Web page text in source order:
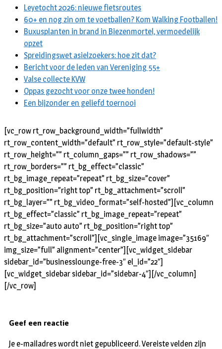
Leyetocht 2026: nieuwe fietsroutes
60+ en nog zin om te voetballen? Kom Walking Footballen!
Buxusplanten in brand in Biezenmortel, vermoedelijk
opzet
Spreidingswet asielzoekers: hoe zit dat?
Bericht voor de leden van Vereniging 55+
Valse collecte KVW
Oppas gezocht voor onze twee honden!
Een bijzonder en geliefd toernooi
[vc_row rt_row_background_width=”fullwidth”
rt_row_content_width=”default” rt_row_style=”default-style”
rt_row_height=”” rt_column_gaps=”” rt_row_shadows=””
rt_row_borders=”” rt_bg_effect=”classic”
rt_bg_image_repeat=”repeat” rt_bg_size=”cover”
rt_bg_position=”right top” rt_bg_attachment=”scroll”
rt_bg_layer=”” rt_bg_video_format=”self-hosted”][vc_column
rt_bg_effect=”classic” rt_bg_image_repeat=”repeat”
rt_bg_size=”auto auto” rt_bg_position=”right top”
rt_bg_attachment=”scroll”][vc_single_image image=”35169″
img_size=”full” alignment=”center”][vc_widget_sidebar
sidebar_id=”businesslounge-free-3″ el_id=”22″]
[vc_widget_sidebar sidebar_id=”sidebar-4″][/vc_column]
[/vc_row]
Geef een reactie
Je e-mailadres wordt niet gepubliceerd.Vereiste velden zijn